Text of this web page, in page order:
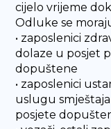
cijelo vrijeme
Odluke se
• zaposlenici
dolaze u posjet
dopuštene
• zaposlenici
uslugu
posjete